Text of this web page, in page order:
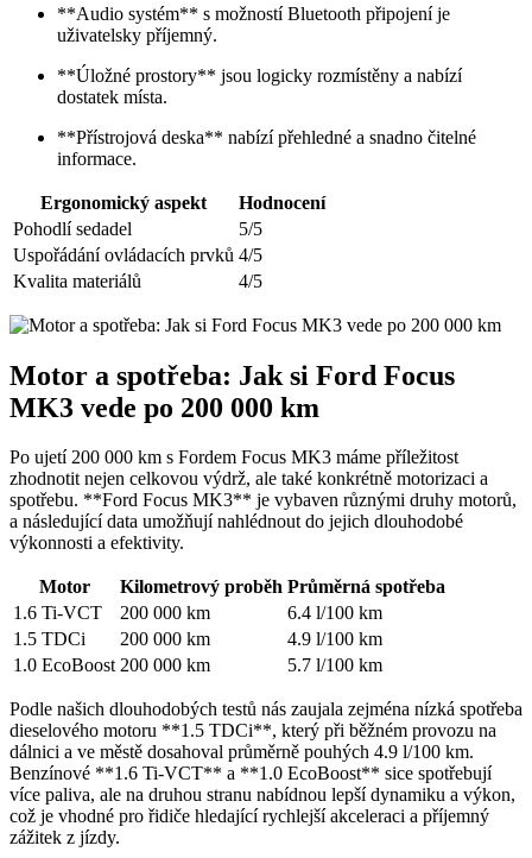
**Audio systém** s možností Bluetooth připojení je
uživatelsky příjemný.
**Úložné prostory** jsou logicky rozmístěny a nabízí
dostatek místa.
**Přístrojová deska** nabízí přehledné a snadno čitelné
informace.
Ergonomický aspekt
Hodnocení
Pohodlí sedadel
5/5
Uspořádání ovládacích prvků 4/5
Kvalita materiálů
4/5
Motor a spotřeba: Jak si Ford Focus
MK3 vede po 200 000 km
Po ujetí 200 000 km s Fordem Focus MK3 máme příležitost
zhodnotit nejen celkovou výdrž, ale také konkrétně motorizaci a
spotřebu. **Ford Focus MK3** je vybaven různými druhy motorů,
a následující data umožňují nahlédnout do jejich dlouhodobé
výkonnosti a efektivity.
Motor Kilometrový proběh Průměrná spotřeba
1.6 Ti-VCT
200 000 km
6.4 l/100 km
1.5 TDCi
200 000 km
4.9 l/100 km
1.0 EcoBoost 200 000 km 5.7 l/100 km
Podle našich dlouhodobých testů nás zaujala zejména nízká spotřeba
dieselového motoru **1.5 TDCi**, který při běžném provozu na
dálnici a ve městě dosahoval průměrně pouhých 4.9 l/100 km.
Benzínové **1.6 Ti-VCT** a **1.0 EcoBoost** sice spotřebují
více paliva, ale na druhou stranu nabídnou lepší dynamiku a výkon,
což je vhodné pro řidiče hledající rychlejší akceleraci a příjemný
zážitek z jízdy.